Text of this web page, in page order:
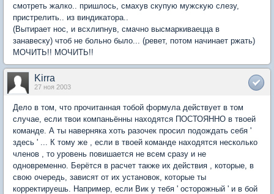
смотреть жалко.. пришлось, смахув скупую мужскую слезу,
пристрелить.. из виндикатора..
(Вытирает нос, и всхлипнув, смачно высмаркиваецца в
занавеску) чтоб не больно было... (ревет, потом начинает ржать)
МОЧИТЬ!! МОЧИТЬ!!
Kirra
27 ноя 2003
Дело в том, что прочитанная тобой формула действует в том
случае, если твои компаньённы находятся ПОСТОЯННО в твоей
команде. А ты наверняка хоть разочек просил подождать себя '
здесь ' ... К тому же , если в твоей команде находятся несколько
членов , то уровень повишается не всем сразу и не
одновременно. Берётся в расчет также их действия , которые, в
свою очередь, зависят от их установок, которые ты
корректируешь. Например, если Вик у тебя ' осторожный ' и в бой